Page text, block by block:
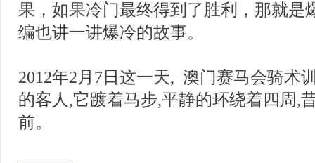
果，如果冷门最终得到了胜利，那就是
编也讲一讲爆冷的故事。
2012年2月7日这一天,  澳门赛马会骑术
的客人,它踱着马步,平静的环绕着四周,
前。